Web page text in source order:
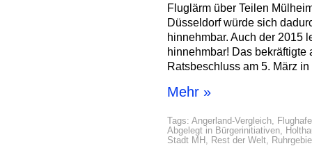
Fluglärm über Teilen
Düsseldorf würde sich
hinnehmbar. Auch der 2015
hinnehmbar! Das
Ratsbeschluss am 5. März
Mehr »
Tags: Angerland-Vergleich,
Abgelegt in Bürgerinitiativen,
Stadt MH , Rest der Welt,